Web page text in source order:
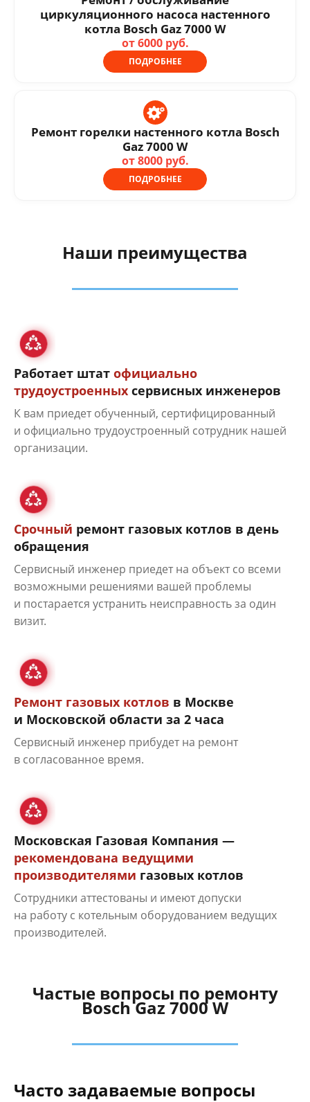
циркуляционного насоса настенного
котла Bosch Gaz 7000 W
от 6000 руб.
ПОДРОБНЕЕ
Ремонт горелки настенного котла Bosch
Gaz 7000 W
от 8000 руб.
ПОДРОБНЕЕ
Наши преимущества
Работает штат официально
трудоустроенных сервисных инженеров
К вам приедет обученный, сертифицированный
и официально трудоустроенный сотрудник нашей
организации.
Срочный ремонт газовых котлов в день
обращения
Сервисный инженер приедет на объект со всеми
возможными решениями вашей проблемы
и постарается устранить неисправность за один
визит.
Ремонт газовых котлов в Москве
и Московской области за 2 часа
Сервисный инженер прибудет на ремонт
в согласованное время.
Московская Газовая Компания —
рекомендована ведущими
производителями газовых котлов
Сотрудники аттестованы и имеют допуски
на работу с котельным оборудованием ведущих
производителей.
Частые вопросы по ремонту
Bosch Gaz 7000 W
Часто задаваемые вопросы